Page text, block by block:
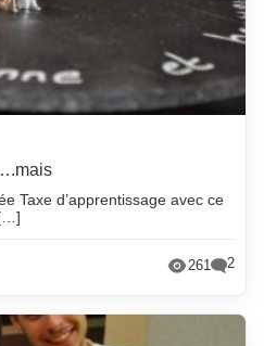
Taxe d’apprentissage avec ce
261 2